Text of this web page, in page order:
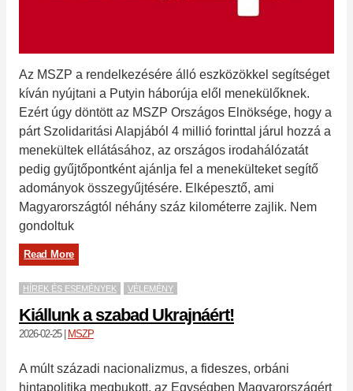
Az MSZP a rendelkezésére álló eszközökkel segítséget
kíván nyújtani a Putyin háborúja elől menekülőknek.
Ezért úgy döntött az MSZP Országos Elnöksége, hogy a
párt Szolidaritási Alapjából 4 millió forinttal járul hozzá a
menekültek ellátásához, az országos irodahálózatát
pedig gyűjtőpontként ajánlja fel a menekülteket segítő
adományok összegyűjtésére. Elképesztő, ami
Magyarországtól néhány száz kilométerre zajlik. Nem
gondoltuk
Read More
HÍREK ÉS ESEMÉNYEK VÉLEMÉNY
Kiállunk a szabad Ukrajnáért!
2026-02-25| MSZP
A múlt századi nacionalizmus, a fideszes, orbáni
hintapolitika megbukott, az Egységben Magyarországért